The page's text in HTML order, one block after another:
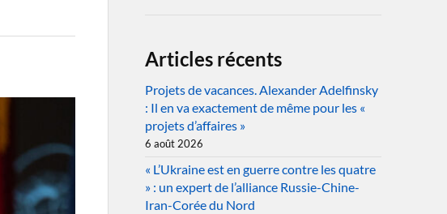
Articles récents
Projets de vacances. Alexander Adelfinsky
: Il en va exactement de même pour les «
projets d’affaires »
6 août 2026
« L’Ukraine est en guerre contre les quatre
» : un expert de l’alliance Russie-Chine-
Iran-Corée du Nord